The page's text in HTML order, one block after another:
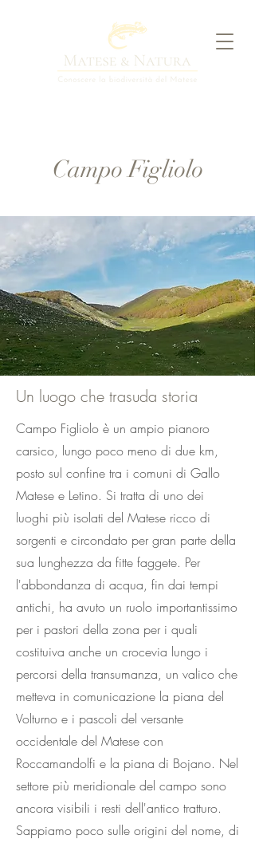
Campo Figliolo
Un luogo che trasuda storia
Campo Figliolo è un ampio pianoro
carsico, lungo poco meno di due km,
posto sul confine tra i comuni di Gallo
Matese e Letino. Si tratta di uno dei
luoghi più isolati del Matese ricco di
sorgenti e circondato per gran parte della
sua lunghezza da fitte faggete. Per
l'abbondanza di acqua, fin dai tempi
antichi, ha avuto un ruolo importantissimo
per i pastori della zona per i quali
costituiva anche un crocevia lungo i
percorsi della transumanza, un valico che
metteva in comunicazione la piana del
Volturno e i pascoli del versante
occidentale del Matese con
Roccamandolfi e la piana di Bojano. Nel
settore più meridionale del campo sono
ancora visibili i resti dell'antico tratturo.
Sappiamo poco sulle origini del nome, di